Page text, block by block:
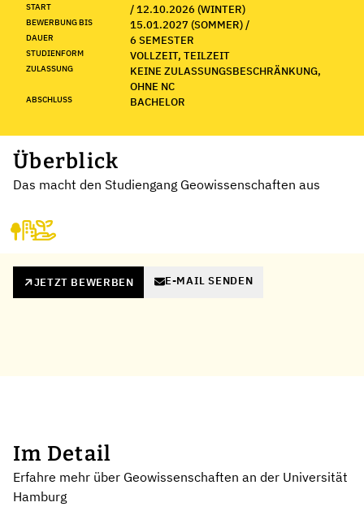
START / 12.10.2026 (WINTER)
BEWERBUNG BIS 15.01.2027 (SOMMER) /
DAUER 6 SEMESTER
STUDIENFORM VOLLZEIT, TEILZEIT
ZULASSUNG
KEINE ZULASSUNGSBESCHRÄNKUNG,
OHNE NC
ABSCHLUSS BACHELOR
Überblick
Das macht den Studiengang Geowissenschaften aus
JETZT BEWERBEN E-MAIL SENDEN
Im Detail
Erfahre mehr über Geowissenschaften an der Universität
Hamburg